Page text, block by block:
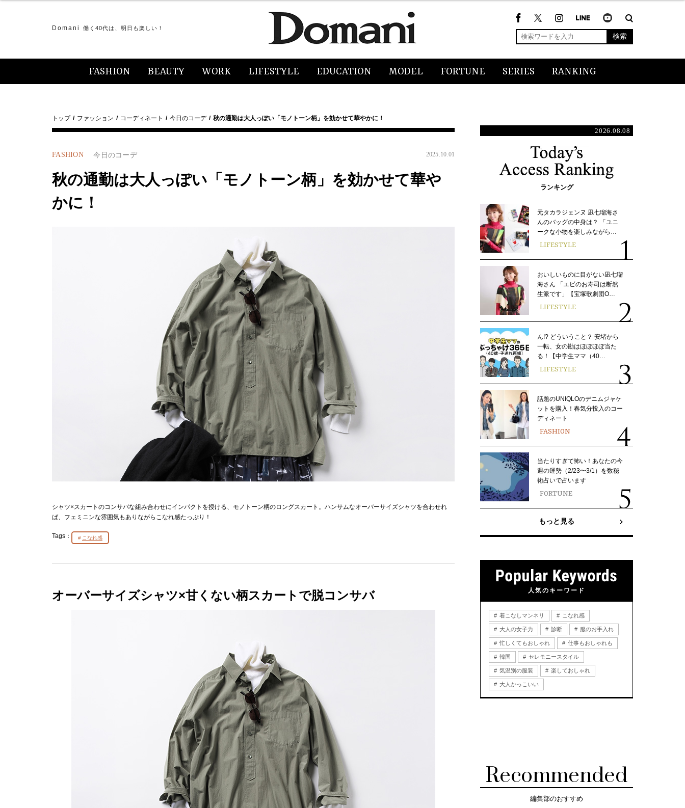
Domani 働く40代は、明日も楽しい！
検索
FASHION BEAUTY WORK LIFESTYLE EDUCATION MODEL FORTUNE SERIES RANKING
トップ ファッション コーディネート 今日のコーデ 秋の通勤は大人っぽい「モノトーン柄」を効かせて華やかに！
FASHION 今日のコーデ 2025.10.01
秋の通勤は大人っぽい「モノトーン柄」を効かせて華や
かに！
シャツ×スカートのコンサバな組み合わせにインパクトを授ける、モノトーン柄のロングスカート。ハンサムなオーバーサイズシャツを合わせれ
ば、フェミニンな雰囲気もありながらこなれ感たっぷり！
Tags： こなれ感
オーバーサイズシャツ×甘くない柄スカートで脱コンサバ
2026.08.08
ランキング
元タカラジェンヌ 凪七瑠海さ
んのバッグの中身は？ 「ユニ
ークな小物を楽しみながら…
LIFESTYLE
おいしいものに目がない凪七瑠
海さん 「エビのお寿司は断然
生派です」【宝塚歌劇団O…
LIFESTYLE
ん!? どういうこと？ 安堵から
一転、女の勘はほぼほぼ当た
る！【中学生ママ（40…
LIFESTYLE
話題のUNIQLOのデニムジャケ
ットを購入！春気分投入のコー
ディネート
FASHION
当たりすぎて怖い！あなたの今
週の運勢（2/23〜3/1）を数秘
術占いで占います
FORTUNE
もっと見る
人気のキーワード
着こなしマンネリ こなれ感
大人の女子力 診断 服のお手入れ
忙しくてもおしゃれ 仕事もおしゃれも
韓国 セレモニースタイル
気温別の服装 楽しておしゃれ
大人かっこいい
Recommended
編集部のおすすめ